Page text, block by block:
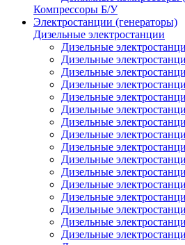
Компрессоры Б/У
Электростанции (генераторы)
Дизельные электростанции
Дизельные
Дизельные
Дизельные
Дизельные
Дизельные
Дизельные
Дизельные
Дизельные
Дизельные
Дизельные
Дизельные
Дизельные
Дизельные
Дизельные
Дизельные
Дизельные